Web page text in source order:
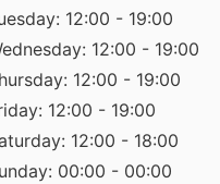
12:00 - 19:00
12:00 - 19:00
12:00 - 19:00
12:00 - 19:00
12:00 - 18:00
00:00 - 00:00